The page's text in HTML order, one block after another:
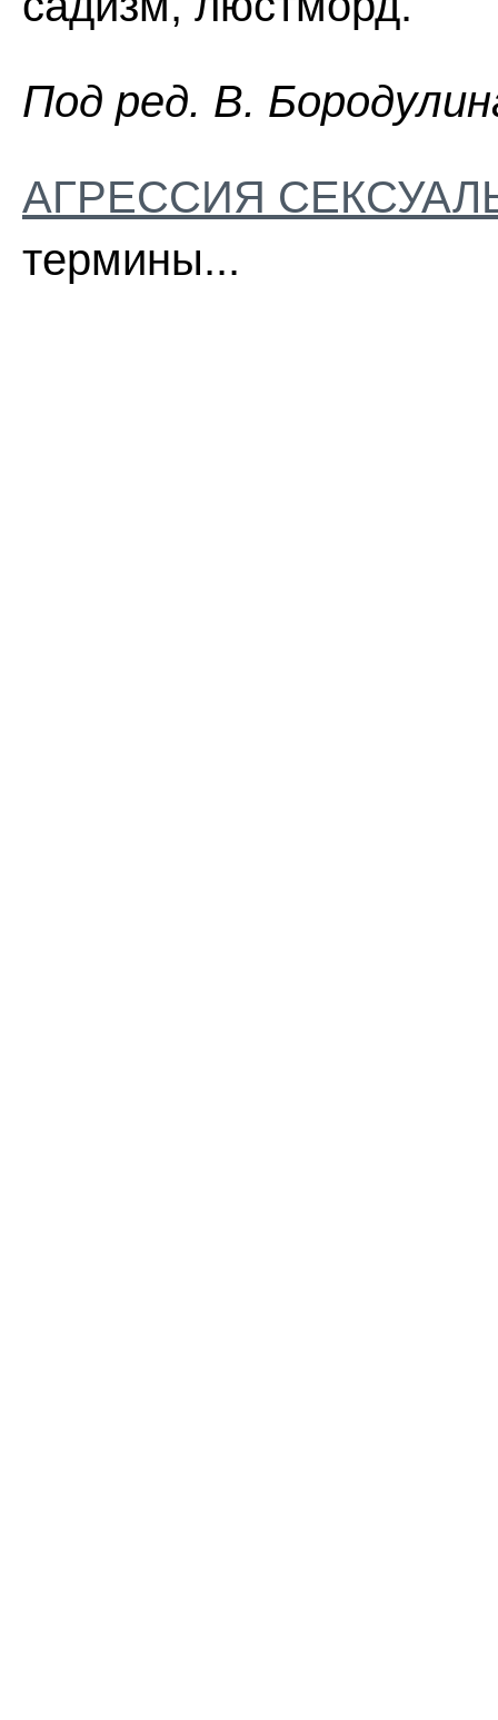
Пoд peд. B.
АГРЕССИЯ
термины...